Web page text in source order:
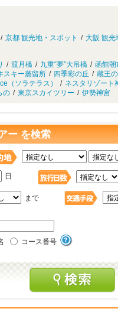
/ 京都 観光地・スポット / 大阪 観光
/ 渡月橋 / 九重“夢”大吊橋 / 函館朝
スキー蒸留所 / 四季彩の丘 / 蔵王
（ソラテラス）
/ ネスタリゾート
の / 東京スカイツリー / 伊勢神宮
ー を検索
日
まで
コース番号